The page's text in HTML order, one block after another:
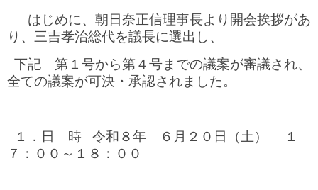
はじめに、朝日奈正信理事長より開会挨拶があ
り、三吉孝治総代を議長に選出し、
下記 第１号から第４号までの議案が審議され、
全ての議案が可決・承認されました。
１．日 時 令和８年 ６月２０日（土） １
７：００～１８：００